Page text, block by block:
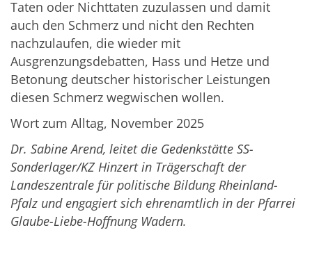
Taten oder Nichttaten zuzulassen und damit
auch den Schmerz und nicht den Rechten
nachzulaufen, die wieder mit
Ausgrenzungsdebatten, Hass und Hetze und
Betonung deutscher historischer Leistungen
diesen Schmerz wegwischen wollen.
Wort zum Alltag, November 2025
Dr. Sabine Arend, leitet die Gedenkstätte SS-
Sonderlager/KZ Hinzert in Trägerschaft der
Landeszentrale für politische Bildung Rheinland-
Pfalz und engagiert sich ehrenamtlich in der Pfarrei
Glaube-Liebe-Hoffnung Wadern.